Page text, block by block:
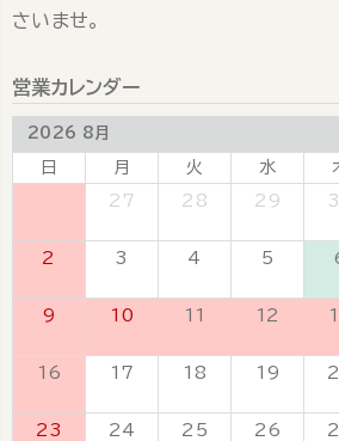
さいませ。
営業カレンダー
2026 8月
日 月 火 水
27 28 29
2 3 4 5
9 10 11 12
16 17 18 19
23 24 25 26